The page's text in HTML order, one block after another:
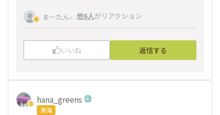
まーたん、 他6人がリアクション
いいね 返信する
hana_greens
東海